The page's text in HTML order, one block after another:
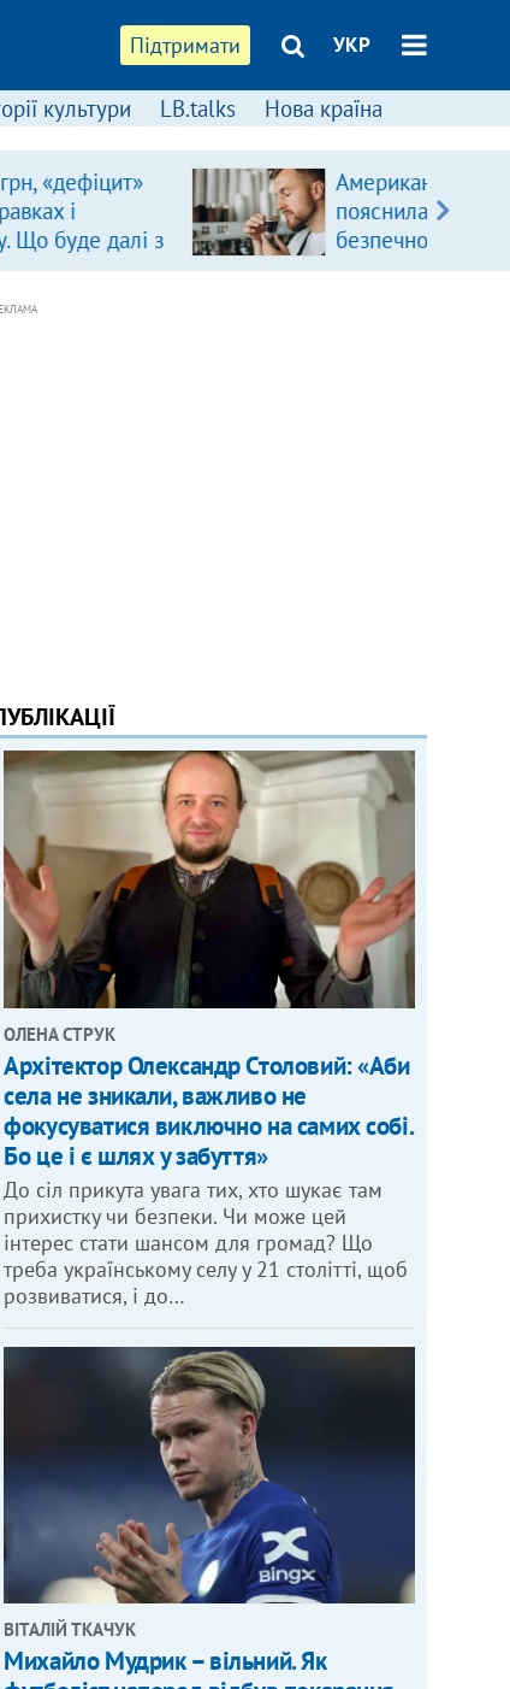
Підтримати УКР
культури LB.talks Нова країна
Американська асоціація серця
пояснила, скільки чашок кави
безпечно пити щодня
ОЛЕНА СТРУК
Архітектор Олександр Столовий: «Аби
села не зникали, важливо не
фокусуватися виключно на самих собі.
Бо це і є шлях у забуття»
До сіл прикута увага тих, хто шукає там
прихистку чи безпеки. Чи може цей
інтерес стати шансом для громад? Що
треба українському селу у 21 столітті, щоб
розвиватися, і до…
ВІТАЛІЙ ТКАЧУК
Михайло Мудрик – вільний. Як